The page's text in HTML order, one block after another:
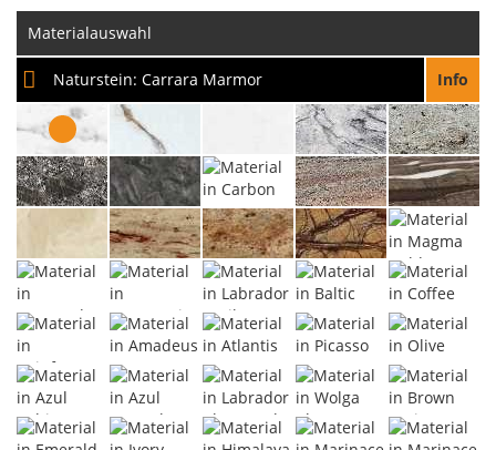
Materialauswahl
Naturstein: Carrara Marmor Info